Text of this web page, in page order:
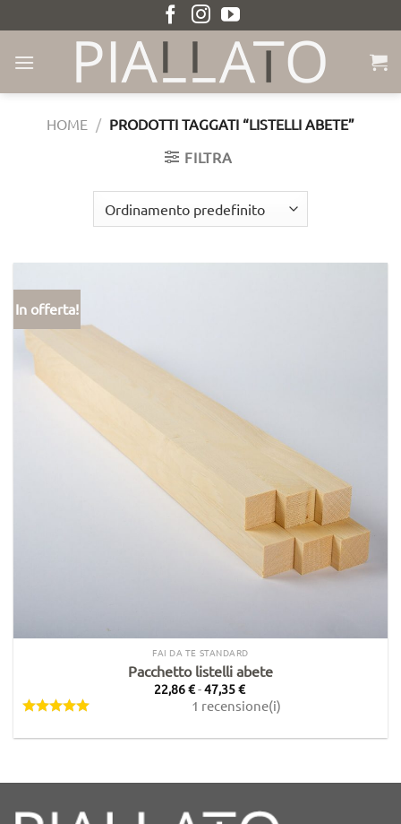
ai
contenuti
HOME / PRODOTTI TAGGATI “LISTELLI ABETE”
FILTRA
In offerta!
FAI DA TE STANDARD
Pacchetto listelli abete
22,86€-47,35€Fascia
di
prezzo:
22,86 €
1 recensione(i)